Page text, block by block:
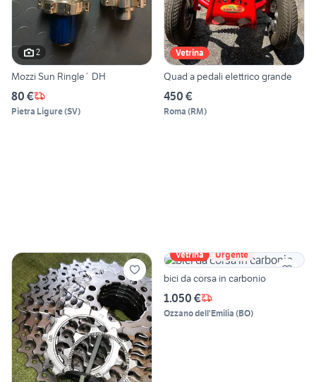
2
Mozzi Sun Ringle´ DH
80 €
Pietra Ligure(SV)
Vetrina
Quad a pedali elettrico grande
450 €
Roma (RM)
Vetrina Urgente
bici da corsa in carbonio
1.050 €
Ozzano dell'Emilia (BO)